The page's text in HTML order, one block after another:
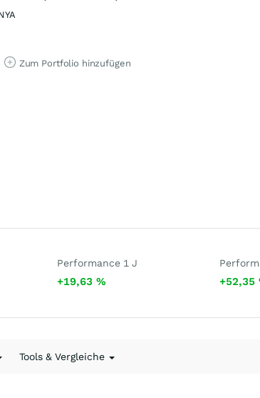
Zum Portfolio hinzufügen
Performance 1 J
+19,63 % +52,35
Tools & Vergleiche